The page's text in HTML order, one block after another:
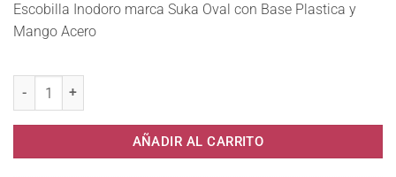
Escobilla Inodoro marca Suka Oval con Base Plastica y
Mango Acero
AÑADIR AL CARRITO